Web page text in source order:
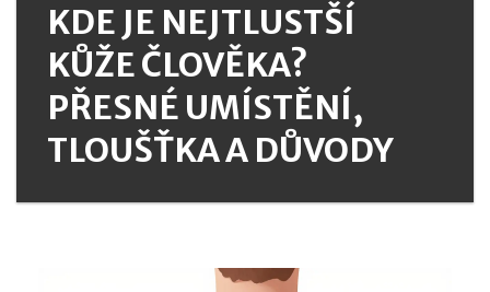
KDE JE NEJTLUSTŠÍ
KŮŽE ČLOVĚKA?
PŘESNÉ UMÍSTĚNÍ,
TLOUŠŤKA A DŮVODY